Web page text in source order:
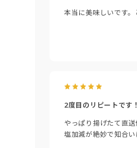
本当に美味しいです
2度目のリピートです！
やっぱり揚げたて直
塩加減が絶妙で知合